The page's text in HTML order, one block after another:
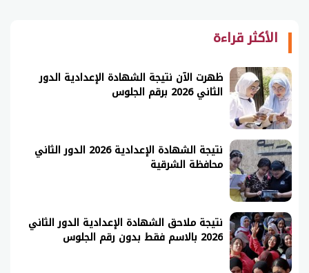
الأكثر قراءة
ظهرت الآن نتيجة الشهادة الإعدادية الدور
الثاني 2026 برقم الجلوس
نتيجة الشهادة الإعدادية 2026 الدور الثاني
محافظة الشرقية
نتيجة ملاحق الشهادة الإعدادية الدور الثاني
2026 بالاسم فقط بدون رقم الجلوس